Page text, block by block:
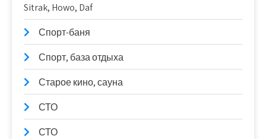
Sitrak, Howo, Daf
Спорт-баня
Спорт, база отдыха
Старое кино, сауна
СТО
СТО